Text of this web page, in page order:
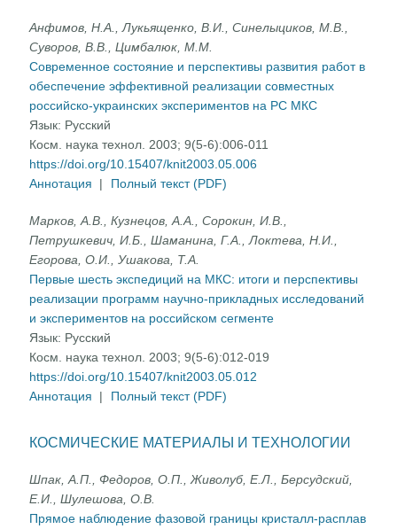
Анфимов, Н.А., Лукьященко, В.И., Синелыциков, М.В.,
Суворов, В.В., Цимбалюк, М.М.
Современное состояние и перспективы развития работ в
обеспечение эффективной реализации совместных
российско-украинских экспериментов на PC МКС
Язык: Русский
Косм. наука технол. 2003; 9(5-6):006-011
https://doi.org/10.15407/knit2003.05.006
Аннотация
| Полный текст (PDF)
Марков, А.В., Кузнецов, А.А., Сорокин, И.В.,
Петрушкевич, И.Б., Шаманина, Г.А., Локтева, Н.И.,
Егорова, О.И., Ушакова, Т.А.
Первые шесть экспедиций на МКС: итоги и перспективы
реализации программ научно-прикладных исследований
и экспериментов на российском сегменте
Язык: Русский
Косм. наука технол. 2003; 9(5-6):012-019
https://doi.org/10.15407/knit2003.05.012
Аннотация
| Полный текст (PDF)
КОСМИЧЕСКИЕ МАТЕРИАЛЫ И ТЕХНОЛОГИИ
Шпак, А.П., Федоров, О.П., Живолуб, Е.Л., Берсудский,
Е.И., Шулешова, О.В.
Прямое наблюдение фазовой границы кристалл-расплав